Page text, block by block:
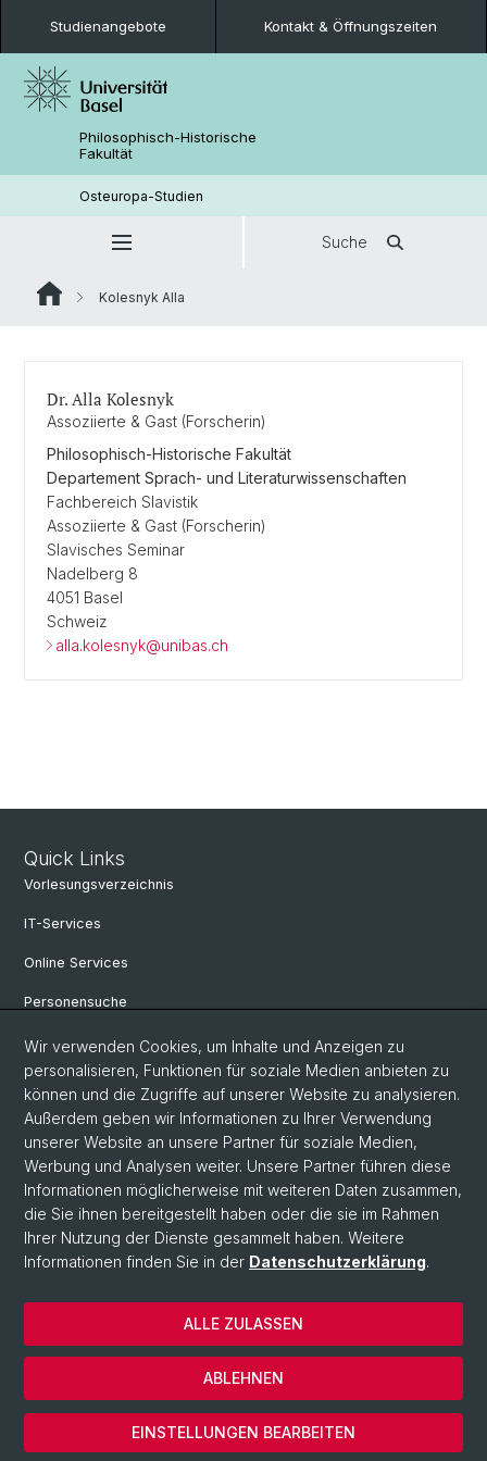
Studienangebote Kontakt & Öffnungszeiten
Philosophisch-Historische
Fakultät
Osteuropa-Studien
Suche
Kolesnyk Alla
Dr. Alla Kolesnyk
Assoziierte & Gast (Forscherin)
Philosophisch-Historische Fakultät
Departement Sprach- und Literaturwissenschaften
Fachbereich Slavistik
Assoziierte & Gast (Forscherin)
Slavisches Seminar
Nadelberg 8
4051 Basel
Schweiz
alla.kolesnyk@unibas.ch
Quick Links
Vorlesungsverzeichnis
IT-Services
Online Services
Personensuche
Personeninfo
Professur für Osteuropäische Geschichte
Fachbereich Slavistik
FAQ
© Universität Basel
Philosophisch-Historische Fakultät
Home
Datenschutzerklärung
Wir verwenden Cookies, um Inhalte und Anzeigen zu
personalisieren, Funktionen für soziale Medien anbieten zu
können und die Zugriffe auf unserer Website zu analysieren.
Außerdem geben wir Informationen zu Ihrer Verwendung
unserer Website an unsere Partner für soziale Medien,
Werbung und Analysen weiter. Unsere Partner führen diese
Informationen möglicherweise mit weiteren Daten zusammen,
die Sie ihnen bereitgestellt haben oder die sie im Rahmen
Ihrer Nutzung der Dienste gesammelt haben. Weitere
Informationen finden Sie in der Datenschutzerklärung.
EINSTELLUNGEN BEARBEITEN
ABLEHNEN
ALLE ZULASSEN